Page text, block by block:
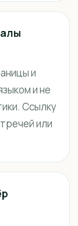
и
и не
Ссылку
или